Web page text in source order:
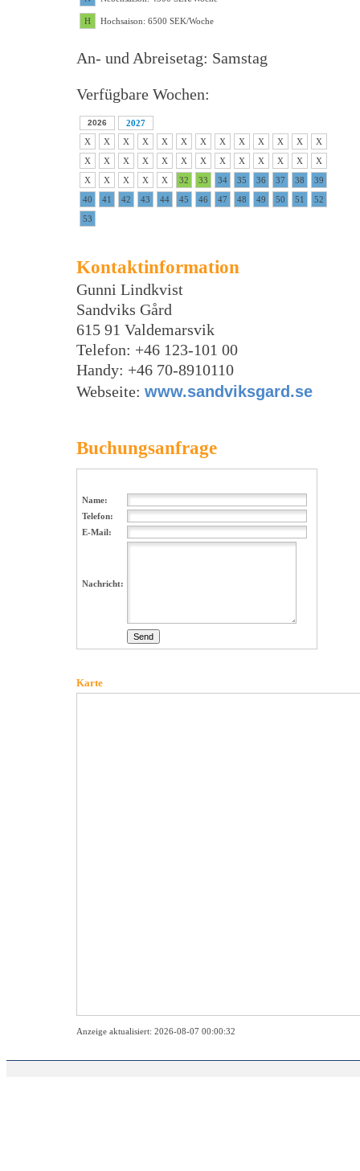
H Hochsaison: 6500 SEK/Woche
An- und Abreisetag: Samstag
Verfügbare Wochen:
2026
2027
X
X X X X X X X X X X X
X
X
X X X X X X X X X X X
X
X
X X X X 32 33 34 35 36 37 38
39
40
41 42 43 44 45 46 47 48 49 50 51
52
53
Kontaktinformation
Gunni Lindkvist
Sandviks Gård
615 91 Valdemarsvik
Telefon: +46 123-101 00
Handy: +46 70-8910110
Webseite: www.sandviksgard.se
Buchungsanfrage
Name:
Telefon:
E-Mail:
Nachricht:
Karte
Anzeige aktualisiert: 2026-08-07 00:00:32